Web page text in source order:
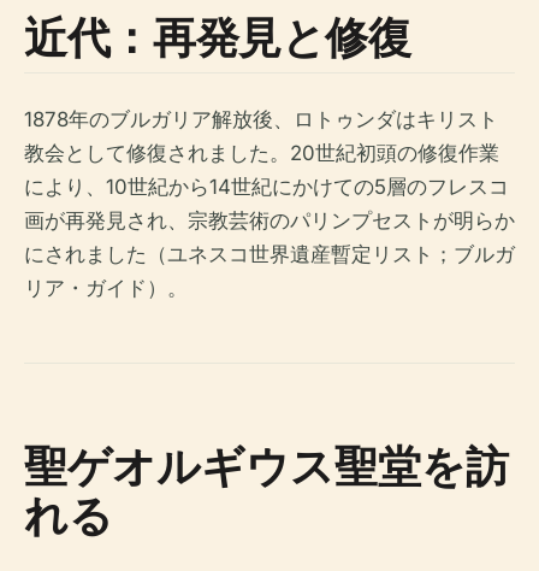
近代：再発見と修復
1878年のブルガリア解放後、ロトゥンダはキリスト
教会として修復されました。20世紀初頭の修復作業
により、10世紀から14世紀にかけての5層のフレスコ
画が再発見され、宗教芸術のパリンプセストが明らか
にされました（ユネスコ世界遺産暫定リスト；ブルガ
リア・ガイド）。
聖ゲオルギウス聖堂を訪
れる